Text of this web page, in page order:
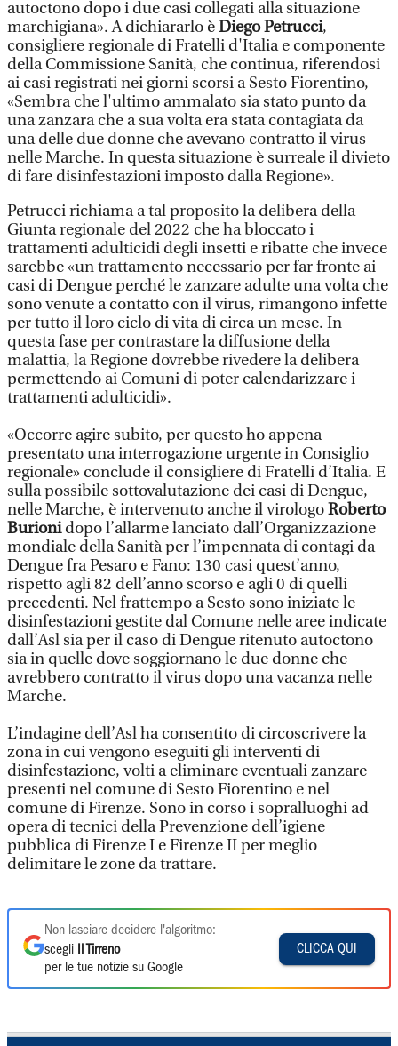
autoctono dopo i due casi collegati alla situazione
marchigiana». A dichiararlo èDiego Petrucci,
consigliere regionale di Fratelli d'Italia e componente
della Commissione Sanità, che continua, riferendosi
ai casi registrati nei giorni scorsi a Sesto Fiorentino,
«Sembra che l'ultimo ammalato sia stato punto da
una zanzara che a sua volta era stata contagiata da
una delle due donne che avevano contratto il virus
nelle Marche. In questa situazione è surreale il divieto
di fare disinfestazioni imposto dalla Regione».
Petrucci richiama a tal proposito la delibera della
Giunta regionale del 2022 che ha bloccato i
trattamenti adulticidi degli insetti e ribatte che invece
sarebbe «un trattamento necessario per far fronte ai
casi di Dengue perché le zanzare adulte una volta che
sono venute a contatto con il virus, rimangono infette
per tutto il loro ciclo di vita di circa un mese. In
questa fase per contrastare la diffusione della
malattia, la Regione dovrebbe rivedere la delibera
permettendo ai Comuni di poter calendarizzare i
trattamenti adulticidi».
«Occorre agire subito, per questo ho appena
presentato una interrogazione urgente in Consiglio
regionale» conclude il consigliere di Fratelli d’Italia. E
sulla possibile sottovalutazione dei casi di Dengue,
nelle Marche, è intervenuto anche il virologoRoberto
Burionidopo l’allarme lanciato dall’Organizzazione
mondiale della Sanità per l’impennata di contagi da
Dengue fra Pesaro e Fano: 130 casi quest’anno,
rispetto agli 82 dell’anno scorso e agli 0 di quelli
precedenti. Nel frattempo a Sesto sono iniziate le
disinfestazioni gestite dal Comune nelle aree indicate
dall’Asl sia per il caso di Dengue ritenuto autoctono
sia in quelle dove soggiornano le due donne che
avrebbero contratto il virus dopo una vacanza nelle
Marche.
L’indagine dell’Asl ha consentito di circoscrivere la
zona in cui vengono eseguiti gli interventi di
disinfestazione, volti a eliminare eventuali zanzare
presenti nel comune di Sesto Fiorentino e nel
comune di Firenze. Sono in corso i sopralluoghi ad
opera di tecnici della Prevenzione dell’igiene
pubblica di Firenze I e Firenze II per meglio
delimitare le zone da trattare.
Non lasciare decidere l'algoritmo:
scegli
Il Tirreno
per le tue notizie su Google
CLICCA QUI